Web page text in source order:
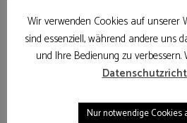
Wir verwenden Cookies auf unserer
sind essenziell, während andere uns
und Ihre Bedienung zu
Nur notwendige Cookies